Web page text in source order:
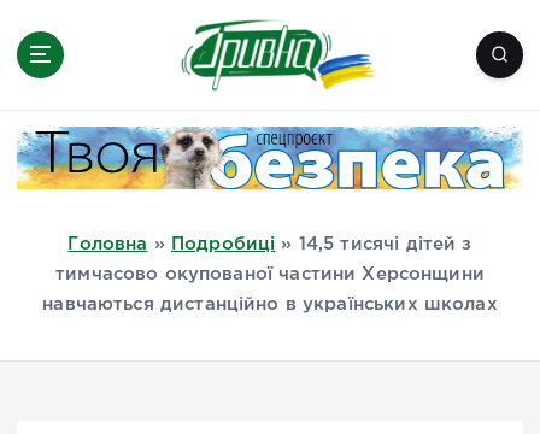
Миколаїв, Одеса, Мелітополь
Головна » Подробиці » 14,5 тисячі дітей з
тимчасово окупованої частини Херсонщини
навчаються дистанційно в українських школах